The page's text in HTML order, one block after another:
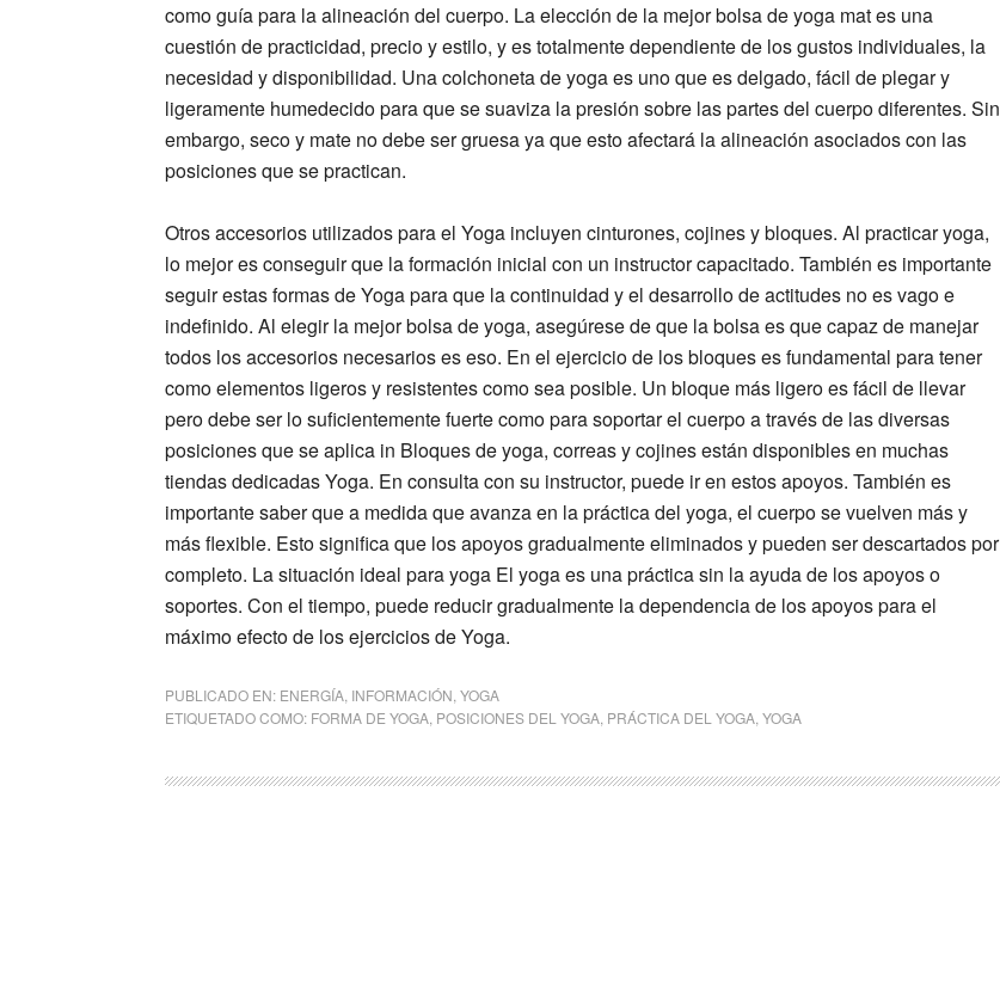
como guía para la alineación del cuerpo. La elección de la mejor bolsa de yoga mat es una
cuestión de practicidad, precio y estilo, y es totalmente dependiente de los gustos individuales, la
necesidad y disponibilidad. Una colchoneta de yoga es uno que es delgado, fácil de plegar y
ligeramente humedecido para que se suaviza la presión sobre las partes del cuerpo diferentes. Sin
embargo, seco y mate no debe ser gruesa ya que esto afectará la alineación asociados con las
posiciones que se practican.
Otros accesorios utilizados para el Yoga incluyen cinturones, cojines y bloques. Al practicar yoga,
lo mejor es conseguir que la formación inicial con un instructor capacitado. También es importante
seguir estas formas de Yoga para que la continuidad y el desarrollo de actitudes no es vago e
indefinido. Al elegir la mejor bolsa de yoga, asegúrese de que la bolsa es que capaz de manejar
todos los accesorios necesarios es eso. En el ejercicio de los bloques es fundamental para tener
como elementos ligeros y resistentes como sea posible. Un bloque más ligero es fácil de llevar
pero debe ser lo suficientemente fuerte como para soportar el cuerpo a través de las diversas
posiciones que se aplica in Bloques de yoga, correas y cojines están disponibles en muchas
tiendas dedicadas Yoga. En consulta con su instructor, puede ir en estos apoyos. También es
importante saber que a medida que avanza en la práctica del yoga, el cuerpo se vuelven más y
más flexible. Esto significa que los apoyos gradualmente eliminados y pueden ser descartados por
completo. La situación ideal para yoga El yoga es una práctica sin la ayuda de los apoyos o
soportes. Con el tiempo, puede reducir gradualmente la dependencia de los apoyos para el
máximo efecto de los ejercicios de Yoga.
PUBLICADO EN: ENERGÍA, INFORMACIÓN,YOGA
ETIQUETADO COMO: FORMA DE YOGA, POSICIONES DEL YOGA, PRÁCTICA DEL YOGA,YOGA